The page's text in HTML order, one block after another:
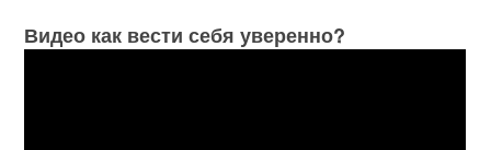
Видео как вести себя уверенно?